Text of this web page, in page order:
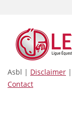
Asbl | Disclaimer |
Contact